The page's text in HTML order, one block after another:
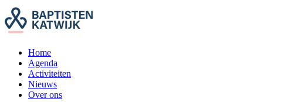
Home
Agenda
Activiteiten
Nieuws
Over ons